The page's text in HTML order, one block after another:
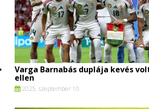
Varga Barnabás duplája kevés
ellen
2025. szeptember 10.